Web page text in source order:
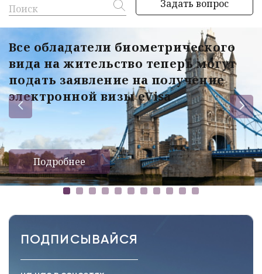
Задать вопрос
Все обладатели биометрического
вида на жительство теперь могут
подать заявление на получение
электронной визы eVisa
Подробнее
ПОДПИСЫВАЙСЯ